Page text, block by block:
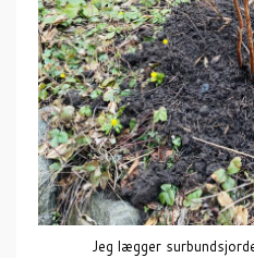
Jeg lægger